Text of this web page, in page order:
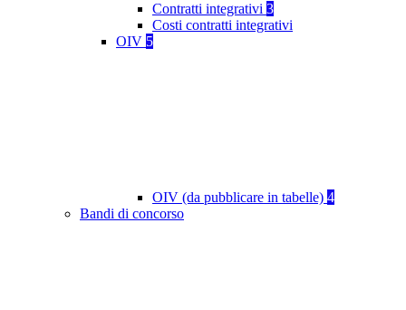
Contratti integrativi 3
Costi contratti integrativi
OIV 5
OIV (da pubblicare in tabelle) 4
Bandi di concorso